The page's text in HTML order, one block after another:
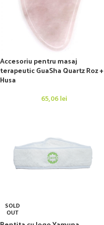
Accesoriu pentru masaj
terapeutic GuaSha Quartz Roz +
Husa
65,06lei
SOLD
OUT